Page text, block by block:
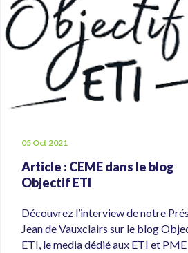
05 Oct 2021
Article : CEME dans le blog
Objectif ETI
Découvrez l’interview de notre
Jean de Vauxclairs sur le blog
ETI, le media dédié aux ETI et PME